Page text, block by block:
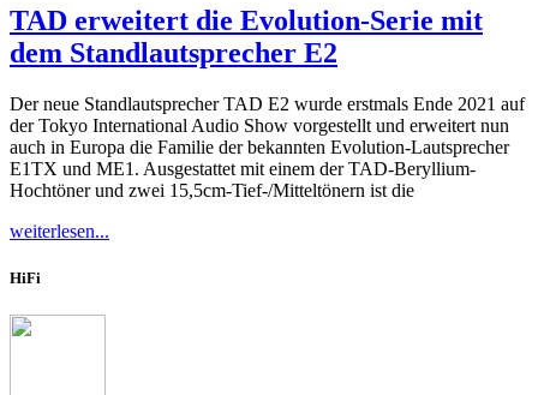
TAD erweitert die Evolution-Serie mit
dem Standlautsprecher E2
Der neue Standlautsprecher TAD E2 wurde erstmals Ende 2021 auf
der Tokyo International Audio Show vorgestellt und erweitert nun
auch in Europa die Familie der bekannten Evolution-Lautsprecher
E1TX und ME1. Ausgestattet mit einem der TAD-Beryllium-
Hochtöner und zwei 15,5cm-Tief-/Mitteltönern ist die
weiterlesen...
HiFi